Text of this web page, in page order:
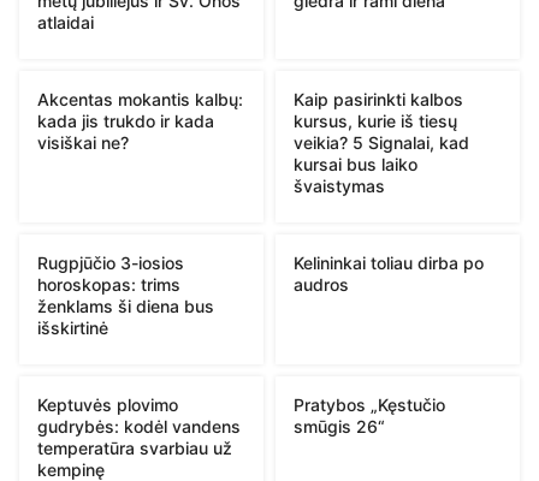
atlaidai
Akcentas mokantis kalbų:
kada jis trukdo ir kada
visiškai ne?
Kaip pasirinkti kalbos
kursus, kurie iš tiesų
veikia? 5 Signalai, kad
kursai bus laiko
švaistymas
Rugpjūčio 3-iosios
horoskopas: trims
ženklams ši diena bus
išskirtinė
Kelininkai toliau dirba po
audros
Keptuvės plovimo
gudrybės: kodėl vandens
temperatūra svarbiau už
kempinę
Pratybos „Kęstučio
smūgis 26“